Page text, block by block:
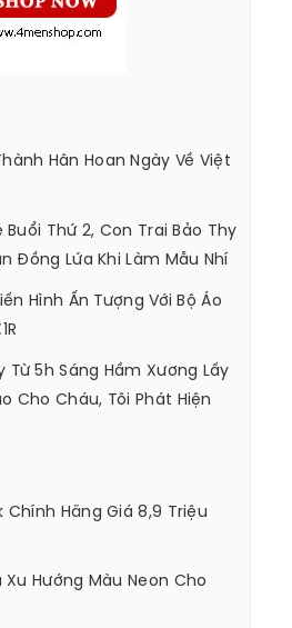
Hân Hoan Ngày Về Việt
Buổi Thứ 2, Con Trai Bảo Thy
Đồng Lứa Khi Làm Mẫu Nhí
Hình Ấn Tượng Với Bộ Áo
Từ 5h Sáng Hầm Xương Lấy
Cho Cháu, Tôi Phát Hiện
Xô Rác Trước Mặt Bà
Chính Hãng Giá 8,9 Triệu
Xu Hướng Màu Neon Cho